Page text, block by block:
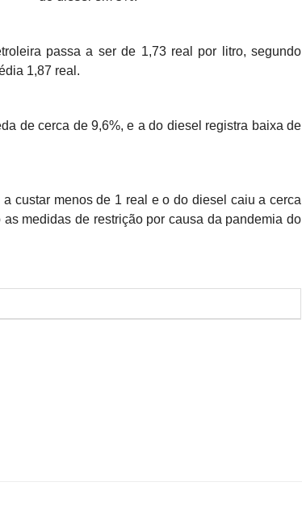
passa a ser de 1,73 real por litro, segundo
1,87 real.
de cerca de 9,6%, e a do diesel registra baixa de
custar menos de 1 real e o do diesel caiu a cerca
medidas de restrição por causa da pandemia do